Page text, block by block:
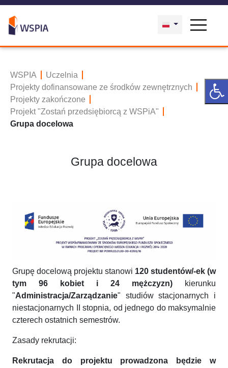
WSPIA
Uczelnia
Projekty dofinansowane ze środków zewnętrznych
Projekty zakończone
Projekt "Zostań przedsiębiorcą z WSPiA"
Grupa docelowa
Grupa docelowa
Grupę docelową projektu stanowi 120 studentów/-ek (w
tym 96 kobiet i 24 mężczyzn) kierunku
"Administracja/Zarządzanie" studiów stacjonarnych i
niestacjonarnych II stopnia, od jednego do maksymalnie
czterech ostatnich semestrów.
Zasady rekrutacji:
Rekrutacja do projektu prowadzona będzie w